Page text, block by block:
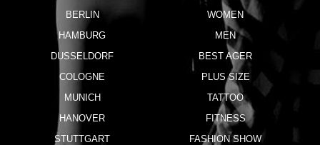
BERLIN
HAMBURG
DUSSELDORF
COLOGNE
MUNICH
HANOVER
STUTTGART
WOMEN
MEN
BEST AGER
PLUS SIZE
TATTOO
FITNESS
FASHION SHOW